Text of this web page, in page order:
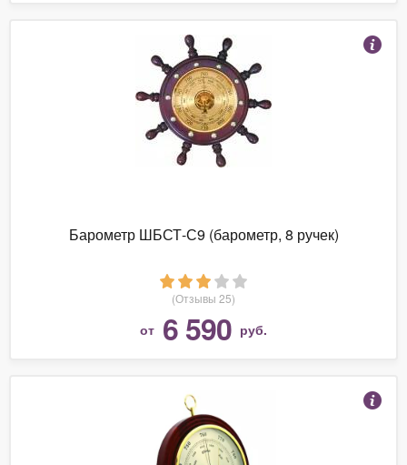
Барометр ШБСТ-С9 (барометр, 8 ручек)
(Отзывы 25)
от 6 590 руб.